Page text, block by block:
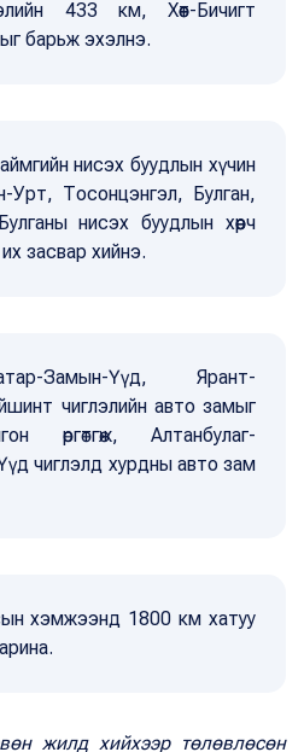
433 км, Хөөт-Бичигт
барьж эхэлнэ.
нисэх буудлын хүчин
Урт, Тосонцэнгэл, Булган,
нисэх буудлын хөөрч
засвар хийнэ.
Замын-Үүд, Ярант-
чиглэлийн авто замыг
өргөтгөж, Алтанбулаг-
чиглэлд хурдны авто зам
хэмжээнд 1800 км хатуу
жилд хийхээр төлөвлөсөн